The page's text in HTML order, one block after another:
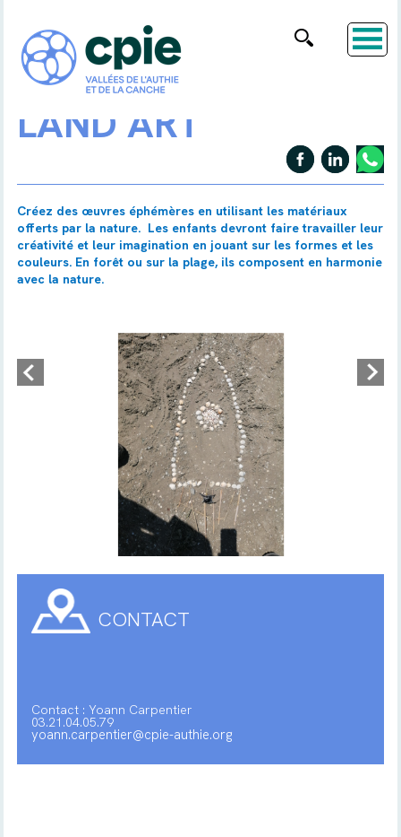
LAND ART
Créez des œuvres éphémères en utilisant les matériaux
offerts par la nature. Les enfants devront faire travailler leur
créativité et leur imagination en jouant sur les formes et les
couleurs. En forêt ou sur la plage, ils composent en harmonie
avec la nature.
CONTACT
Contact : Yoann Carpentier
03.21.04.05.79
yoann.carpentier@cpie-authie.org